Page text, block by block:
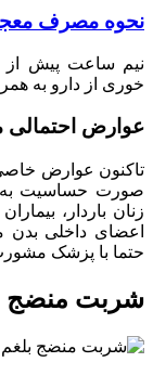
نحوه مصرف
نیم ساعت پیش
خوری از دارو به
عوارض
تاکنون عوارض
صورت حساسیت به
زنان باردار،
اعضای داخلی بدن
حتما با پزشک
شربت منضج